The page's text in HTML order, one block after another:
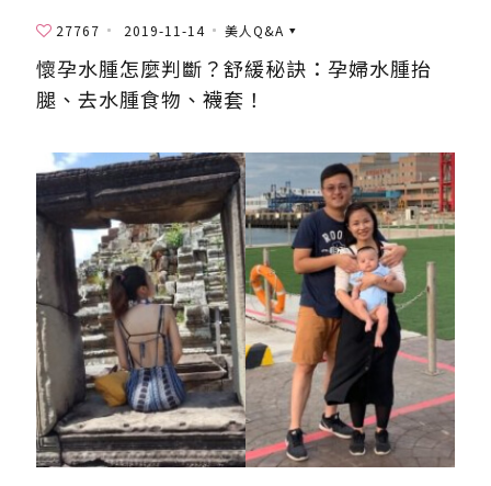
27767 2019-11-14 美人Q&A
懷孕水腫怎麼判斷？舒緩秘訣：孕婦水腫抬
腿、去水腫食物、襪套！